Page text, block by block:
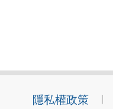
隱私權政策